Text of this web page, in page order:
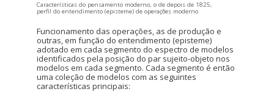
Características do pensamento moderno, o de depois de 1825,
perfil do entendimento (episteme) de operações moderno
Funcionamento das operações, as de produção e
outras, em função do entendimento (episteme)
adotado em cada segmento do espectro de modelos
identificados pela posição do par sujeito-objeto nos
modelos em cada segmento. Cada segmento é então
uma coleção de modelos com as seguintes
características principais: